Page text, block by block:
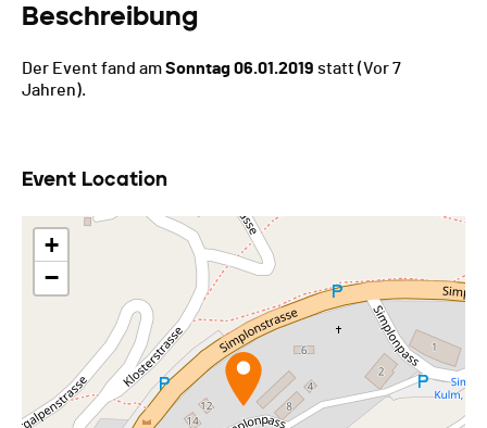
Beschreibung
Der Event fand amSonntag 06.01.2019 statt(Vor 7
Jahren).
Event Location
+
−